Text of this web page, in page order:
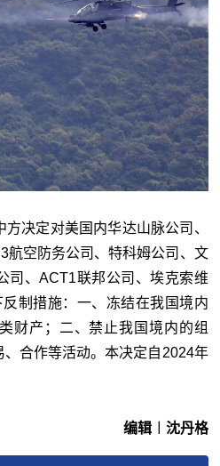
决定对美国内华达山脉公司、
航空防务公司、特科姆公司、文
司、ACT1联邦公司、埃克索维
制措施：一、冻结在我国境内
财产；二、禁止我国境内的组
合作等活动。本决定自2024年
编辑︱沈丹格